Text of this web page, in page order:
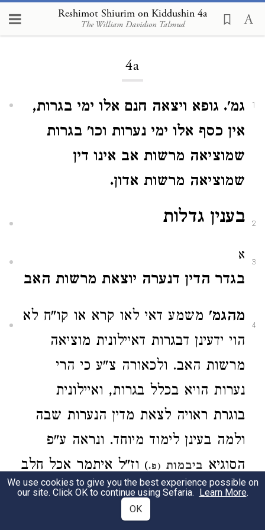
Reshimot Shiurim on Kiddushin 4a
The William Davidson Talmud
Loading...
4a
1
גמ'. גופא ויצאה חנם אלו ימי בגרות,
אין כסף אלו ימי נערות וכו' בגרות
שמוציאה מרשות אב אינו דין
שמוציאה מרשות אדון.
2 בענין גדלות
3 א
בגדר הדין דנערה יוצאת מרשות האב
4 מהגמ' משמע דאי לאו קרא או קו"ח לא
הוי ידעינן דבגרות דאיילונית מוציאה
מרשות האב. ולכאורה צ"ע כי הרי
נערות הויא בכלל בגרות, ואיילונית
בוגרת ראויה לצאת מדין הנערות שבה
ולמה בעינן לימוד מיוחד. ונראה ע"פ
הסוגיאביבמות (פ.)וז"ל איתמר אכל חלב
מבן שתים עשרה [ויום אחד] עד בן
שמנה עשרה, ונולדו בו סימני סריס,
We use cookies to give you the best experience possible on
our site. Click OK to continue using Sefaria. Learn More.
OK